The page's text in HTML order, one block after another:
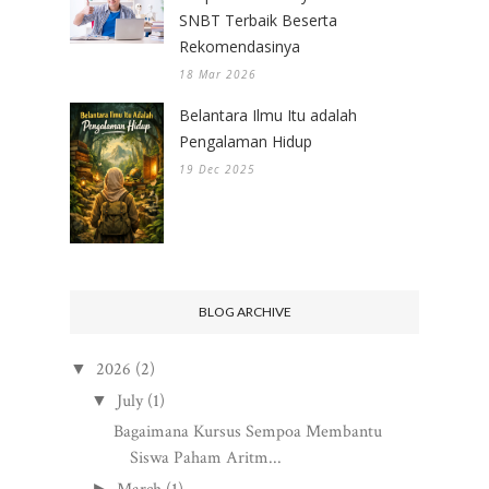
SNBT Terbaik Beserta
Rekomendasinya
18 Mar 2026
Belantara Ilmu Itu adalah
Pengalaman Hidup
19 Dec 2025
BLOG ARCHIVE
▼ 2026 (2)
▼ July (1)
Bagaimana Kursus Sempoa Membantu
Siswa Paham Aritm...